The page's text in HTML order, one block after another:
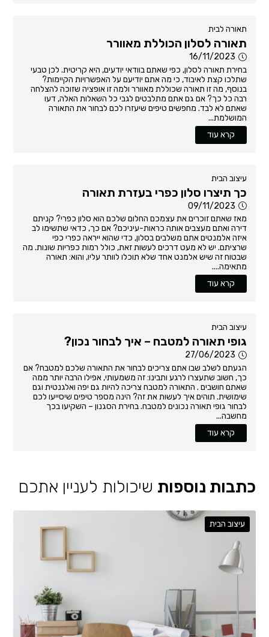
תאורה לבית
תאורה לסלון הכוללת מאוורר
16/11/2023
בחירת תאורה לסלון, כפי שאתם בוודאי יודעים, היא קריטית. לכן טבעי
שתלכו קצת לאיבוד, כי מה אתם יודיעם על האפשרויות הקיימות?
בנוסף, מה זו תאורה שכוללת מאוורר ולמה זו אופציה שזוכה להצלחה
רבה כל כך? אם גם אתם מתלבטים לגבי כל השאלות האלה, דעו
שאתם לא לבד. מחפשים טיפים שיעזרו לכם לבחור את התאורה
המושלמת...
קרא עוד
עיצוב הבית
כך תיצרו סלון כפרי בעזרת תאורה
09/11/2023
מאז שאתם זוכרים את עצמכם החלום שלכם הוא סלון כפרי? קניתם
דירה ואתם מעצבים אותה כראות-עיניכם? אם כך, כדאי שתשימו לב
איזה אלמנטים אתם משלבים בסלון, כדי שהוא ייראה כפרי כפי
שרציתם. יש לא מעט דרכים לעשות זאת, כולל רמות כפריות שונות. מה
שבטוח זה שיש אלמנט אחד שלא תוכלו לוותר עליו, והוא: תאורה
מתאימה....
קרא עוד
עיצוב הבית
גופי תאורה למטבח – איך לבחור נכון?
27/06/2023
הגעתם לשלב שבו אתם צריכים לבחור את התאורה שלכם למטבח? אם
כך, חשוב שתעצרו לרגע ותבינו: זה משמעותי, אפילו הרבה יותר ממה
שאתם חושבים . התאורה למטבח צריכה להיות גם יפה ואלגנטית וגם
שימושית. תוהים איך לעשות את זה? הינה מספר טיפים שיסייעו לכם
לבחור גופי תאורה נכונים למטבח. בחירת הסגנון – השקיעו בכך
מחשבה...
קרא עוד
כתבות נוספות שיכולות לעניין אתכם
עיצוב הבית